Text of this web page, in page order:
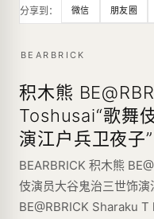
分享到： 微信 朋友圈
BEARBRICK
积木熊
Toshusai“歌舞
演江户兵卫夜子”
BEARBRICK 积木熊
伎演员大谷鬼治三世饰
BE@RBRICK Sharaku